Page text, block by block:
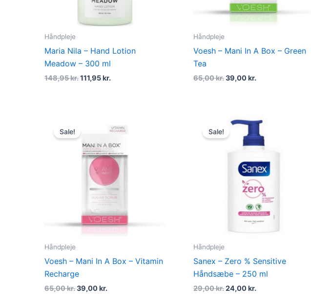
Håndpleje
Maria Nila – Hand Lotion
Meadow – 300 ml
148,95kr.111,95kr.
Håndpleje
Voesh – Mani In A Box – Green
Tea
65,00kr.39,00kr.
Sale!
Håndpleje
Voesh – Mani In A Box – Vitamin
Recharge
65,00kr.
was:
65,00 kr..
39,00kr.
price
39,00 kr..
Sale!
Håndpleje
Sanex – Zero % Sensitive
Håndsæbe – 250 ml
29,00kr.
Original
price
was:
29,00 kr..
24,00kr.
Current
is:
24,00 kr..